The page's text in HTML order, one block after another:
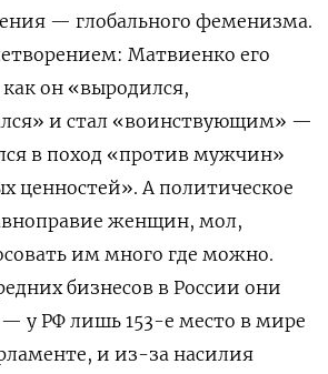
— глобального феменизма.
Матвиенко его
он «выродился,
и стал «воинствующим» —
я в поход «против мужчин»
ценностей». А политическое
женщин, мол,
им много где можно.
их бизнесов в России они
— у РФ лишь 153-е место в мире
, и из-за насилия